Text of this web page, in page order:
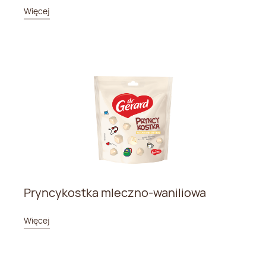
Więcej
Pryncykostka mleczno-waniliowa
Więcej